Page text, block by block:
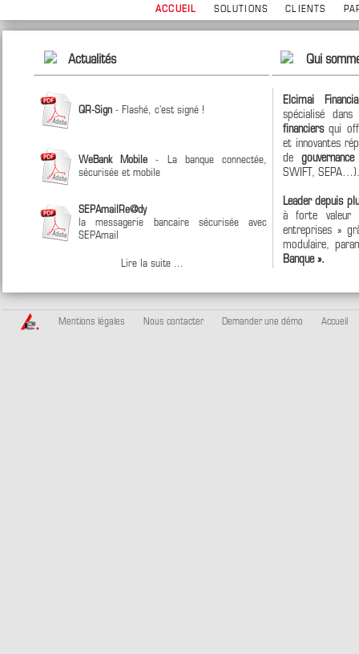
ACCUEIL SOLUTIONS CLIENTS
Actualités
QR-Sign - Flashé, c'est signé !
WeBank Mobile- La banque connectée,
sécurisée et mobile
SEPAmailRe@dy
la messagerie bancaire sécurisée avec
SEPAmail
Lire la suite ...
Qui
Elcimai
spécialisé
financiersqui
et innovantes
de
SWIFT, SEPA…).
Leader depuis
à forte valeur
entreprises »
modulaire,
Banque ».
Mentions légales Nous contacter Demander une démo Accueil